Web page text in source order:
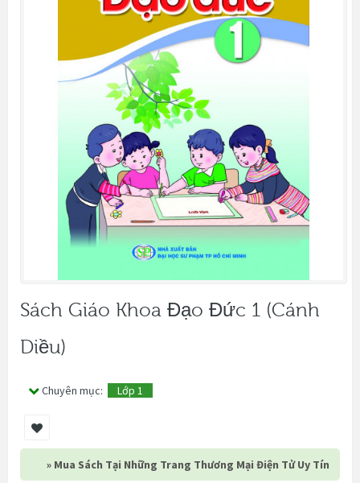
Sách Giáo Khoa Đạo Đức 1 (Cánh
Diều)
Chuyên mục: Lớp 1
» Mua Sách Tại Những Trang Thương Mại Điện Tử Uy Tín